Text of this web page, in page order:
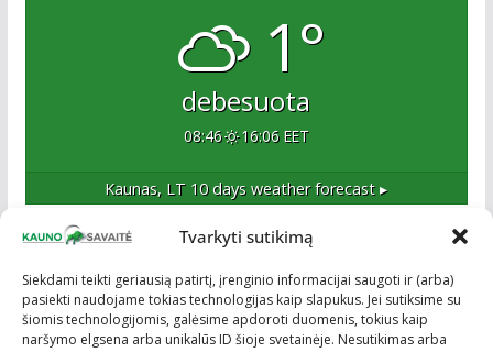
Tvarkyti sutikimą
Siekdami teikti geriausią patirtį, įrenginio informacijai saugoti ir (arba)
pasiekti naudojame tokias technologijas kaip slapukus. Jei sutiksime su
šiomis technologijomis, galėsime apdoroti duomenis, tokius kaip
naršymo elgsena arba unikalūs ID šioje svetainėje. Nesutikimas arba
1°
debesuota
08:46 16:06 EET
Kaunas, LT 10 days weather forecast ▸
Esame naujas Kaune, tačiau veržlus ir profesionalus
kolektyvas. Ne naujokai žiniasklaidoje. Į Kauną